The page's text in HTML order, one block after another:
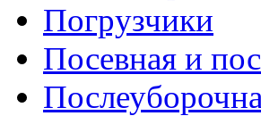
Погрузчики
Посевная и